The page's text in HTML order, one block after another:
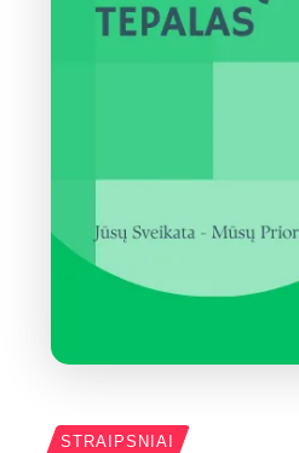
STRAIPSNIAI